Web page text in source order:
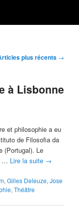
plus récents →
à Lisbonne
et philosophie a eu
de Filosofia da
(Portugal). Le
… Lire la suite →
, Gilles Deleuze, Jose
, Théâtre